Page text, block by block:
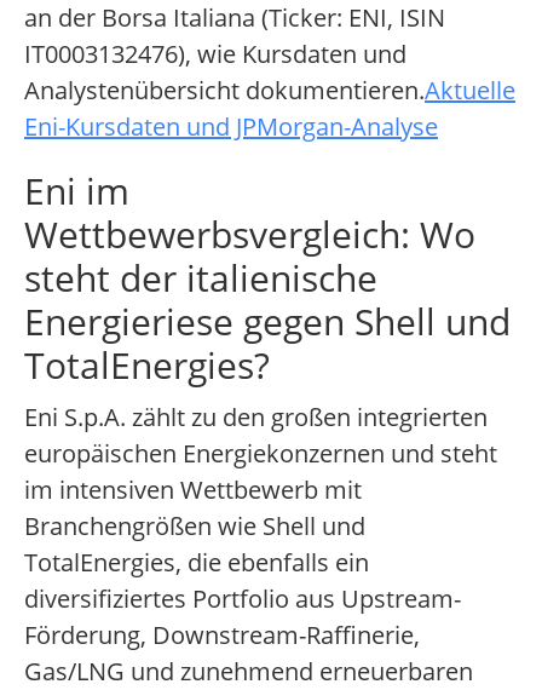
an der Borsa Italiana (Ticker: ENI, ISIN
IT0003132476), wie Kursdaten und
Analystenübersicht dokumentieren.Aktuelle
Eni-Kursdaten und JPMorgan-Analyse
Eni im
Wettbewerbsvergleich: Wo
steht der italienische
Energieriese gegen Shell und
TotalEnergies?
Eni S.p.A. zählt zu den großen integrierten
europäischen Energiekonzernen und steht
im intensiven Wettbewerb mit
Branchengrößen wie Shell und
TotalEnergies, die ebenfalls ein
diversifiziertes Portfolio aus Upstream-
Förderung, Downstream-Raffinerie,
Gas/LNG und zunehmend erneuerbaren